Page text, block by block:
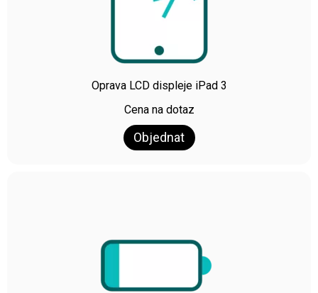
Oprava LCD displeje iPad 3
Cena na dotaz
Objednat